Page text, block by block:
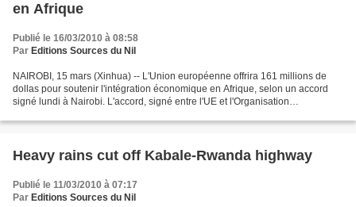
en Afrique
Publié le 16/03/2010 à 08:58
Par Editions Sources du Nil
NAIROBI, 15 mars (Xinhua) -- L'Union européenne offrira 161 millions de
dollas pour soutenir l'intégration économique en Afrique, selon un accord
signé lundi à Nairobi. L'accord, signé entre l'UE et l'Organisation
Heavy rains cut off Kabale-Rwanda highway
Publié le 11/03/2010 à 07:17
Par Editions Sources du Nil